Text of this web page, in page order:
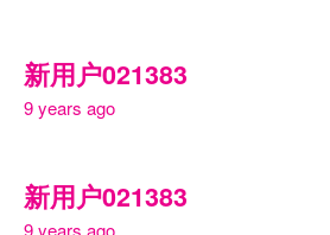
新用户021383
9 years ago
新用户021383